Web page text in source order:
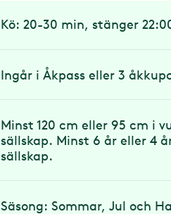
Kö: 20-30 min, stänger
Ingår i Åkpass eller 3
Minst 120 cm eller 95 cm i
sällskap. Minst 6 år eller 4
sällskap.
Säsong: Sommar, Jul och